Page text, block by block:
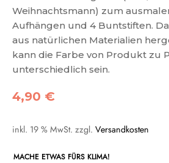
Weihnachtsmann) zum
Aufhängen und 4 Buntstiften.
aus natürlichen Materialien
kann die Farbe von Produkt zu
unterschiedlich sein.
4,90 €
inkl. 19 % MwSt. zzgl. Versandkosten
MACHE ETWAS FÜRS KLIMA!